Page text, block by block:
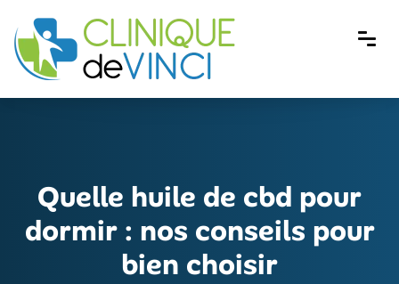
Quelle huile de cbd pour
dormir : nos conseils pour
bien choisir